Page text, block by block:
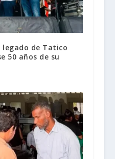
de Tatico
50 años de su